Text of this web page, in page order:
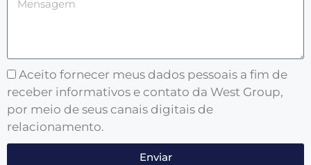
Aceito fornecer meus dados pessoais a fim de
receber informativos e contato da West Group,
por meio de seus canais digitais de
relacionamento.
Enviar